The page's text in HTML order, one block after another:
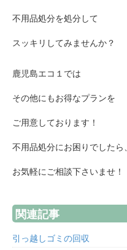
不用品処分を処分して
スッキリしてみませんか？
鹿児島エコ１では
その他にもお得なプランを
ご用意しております！
不用品処分にお困りでしたら、
お気軽にご相談下さいませ！
関連記事
引っ越しゴミの回収